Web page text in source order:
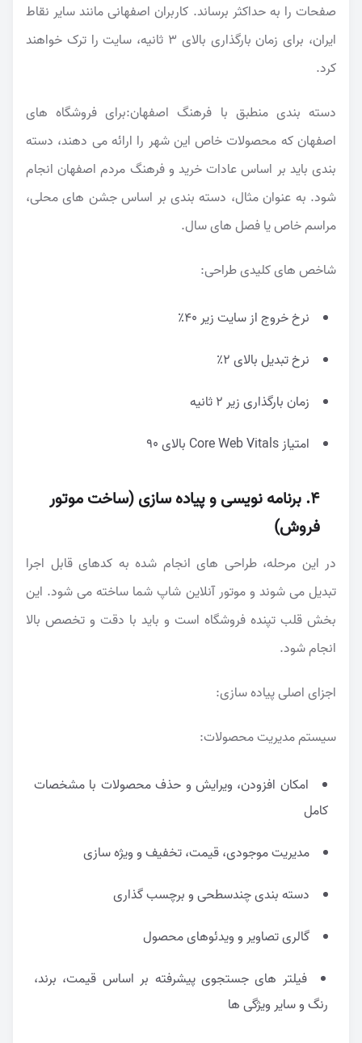
صفحات را به حداکثر برساند. کاربران اصفهانی مانند سایر نقاط
ایران، برای زمان بارگذاری بالای ۳ ثانیه، سایت را ترک خواهند
کرد.
دسته بندی منطبق با فرهنگ اصفهان:برای فروشگاه های
اصفهان که محصولات خاص این شهر را ارائه می دهند، دسته
بندی باید بر اساس عادات خرید و فرهنگ مردم اصفهان انجام
شود. به عنوان مثال، دسته بندی بر اساس جشن های محلی،
مراسم خاص یا فصل های سال.
شاخص های کلیدی طراحی:
نرخ خروج از سایت زیر ۴۰٪
نرخ تبدیل بالای ۲٪
زمان بارگذاری زیر ۲ ثانیه
امتیاز Core Web Vitals بالای ۹۰
۴. برنامه نویسی و پیاده سازی (ساخت موتور
فروش)
در این مرحله، طراحی های انجام شده به کدهای قابل اجرا
تبدیل می شوند و موتور آنلاین شاپ شما ساخته می شود. این
بخش قلب تپنده فروشگاه است و باید با دقت و تخصص بالا
انجام شود.
اجزای اصلی پیاده سازی:
سیستم مدیریت محصولات:
امکان افزودن، ویرایش و حذف محصولات با مشخصات
کامل
مدیریت موجودی، قیمت، تخفیف و ویژه سازی
دسته بندی چندسطحی و برچسب گذاری
گالری تصاویر و ویدئوهای محصول
فیلتر های جستجوی پیشرفته بر اساس قیمت، برند،
رنگ و سایر ویژگی ها